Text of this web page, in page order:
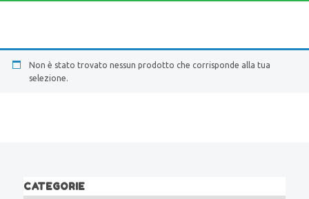
Non è stato trovato nessun prodotto che corrisponde alla tua
selezione.
CATEGORIE